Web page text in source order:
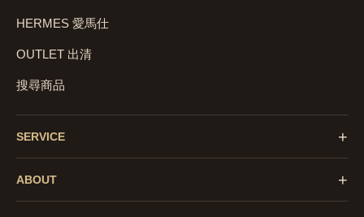
HERMES 愛馬仕
OUTLET 出清
搜尋商品
SERVICE +
ABOUT +